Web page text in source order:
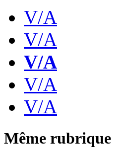
V/A
V/A
V/A
V/A
V/A
Même rubrique